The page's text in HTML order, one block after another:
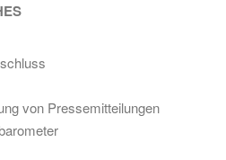
von Pressemitteilungen